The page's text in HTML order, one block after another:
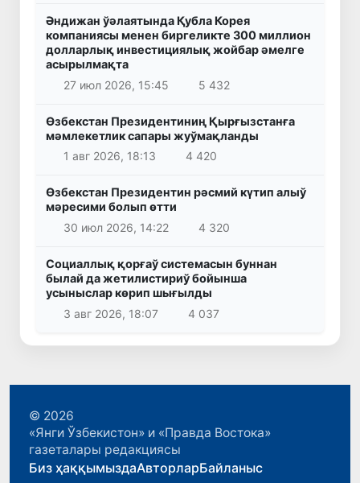
Әндижан ўәлаятында Қубла Корея
компаниясы менен биргеликте 300 миллион
долларлық инвестициялық жойбар әмелге
асырылмақта
27 июл 2026, 15:45
5 432
Өзбекстан Президентиниң Қырғызстанға
мәмлекетлик сапары жуўмақланды
1 авг 2026, 18:13
4 420
Өзбекстан Президентин рәсмий күтип алыў
мәресими болып өтти
30 июл 2026, 14:22
4 320
Социаллық қорғаў системасын буннан
былай да жетилистириў бойынша
усыныслар көрип шығылды
3 авг 2026, 18:07
4 037
© 2026
«Янги Ўзбекистон» и «Правда Востока»
газеталары редакциясы
Биз ҳаққымыздаАвторларБайланыс